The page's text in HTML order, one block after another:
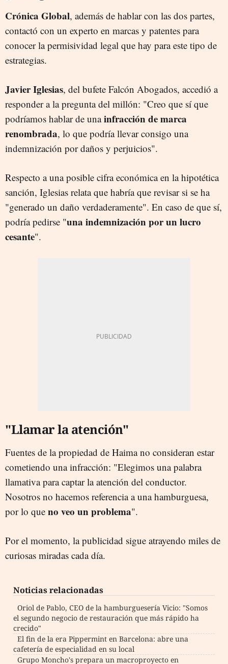
Crónica Global, además de hablar con las dos partes,
contactó con un experto en marcas y patentes para
conocer la permisividad legal que hay para este tipo de
estrategias.
Javier Iglesias, del bufete Falcón Abogados, accedió a
responder a la pregunta del millón: "Creo que sí que
podríamos hablar de unainfracción de marca
renombrada, lo que podría llevar consigo una
indemnización por daños y perjuicios".
Respecto a una posible cifra económica en la hipotética
sanción, Iglesias relata que habría que revisar si se ha
"generado un daño verdaderamente". En caso de que sí,
podría pedirse "una indemnización por un lucro
cesante".
"Llamar la atención"
Fuentes de la propiedad de Haima no consideran estar
cometiendo una infracción: "Elegimos una palabra
llamativa para captar la atención del conductor.
Nosotros no hacemos referencia a una hamburguesa,
por lo que no veo un problema".
Por el momento, la publicidad sigue atrayendo miles de
curiosas miradas cada día.
Noticias relacionadas
Oriol de Pablo, CEO de la hamburguesería Vicio: "Somos
el segundo negocio de restauración que más rápido ha
crecido"
El fin de la era Pippermint en Barcelona: abre una
cafetería de especialidad en su local
Grupo Moncho's prepara un macroproyecto en